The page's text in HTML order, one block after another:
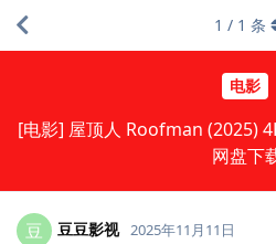
电影
[电影] 屋顶人 Roofman (2025)
网盘下
1 / 1 条
豆 豆豆影视 2025年11月11日